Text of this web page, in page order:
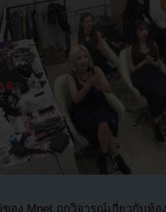
ของ Mnet ถูกวิจารณ์เกี่ยวกับห้